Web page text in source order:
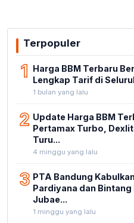
Terpopuler
1 Harga BBM Terbaru
Lengkap Tarif di
1 bulan yang lalu
2 Update Harga BBM
Pertamax Turbo,
Turu...
4 minggu yang lalu
3 PTA Bandung
Pardiyana dan
Jubae...
1 minggu yang lalu